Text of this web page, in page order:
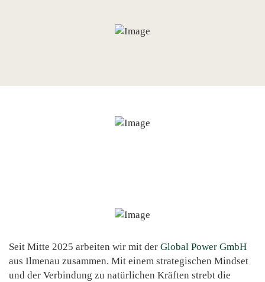
Seit Mitte 2025 arbeiten wir mit der Global Power GmbH
aus Ilmenau zusammen. Mit einem strategischen Mindset
und der Verbindung zu natürlichen Kräften strebt die